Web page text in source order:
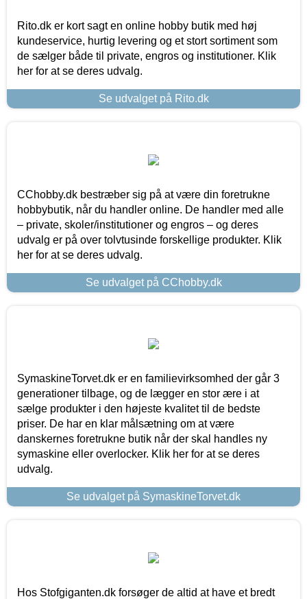
Rito.dk er kort sagt en online hobby butik med høj
kundeservice, hurtig levering og et stort sortiment som
de sælger både til private, engros og institutioner. Klik
her for at se deres udvalg.
Se udvalget på Rito.dk
CChobby.dk bestræber sig på at være din foretrukne
hobbybutik, når du handler online. De handler med alle
– private, skoler/institutioner og engros – og deres
udvalg er på over tolvtusinde forskellige produkter. Klik
her for at se deres udvalg.
Se udvalget på CChobby.dk
SymaskineTorvet.dk er en familievirksomhed der går 3
generationer tilbage, og de lægger en stor ære i at
sælge produkter i den højeste kvalitet til de bedste
priser. De har en klar målsætning om at være
danskernes foretrukne butik når der skal handles ny
symaskine eller overlocker. Klik her for at se deres
udvalg.
Se udvalget på SymaskineTorvet.dk
Hos Stofgiganten.dk forsøger de altid at have et bredt